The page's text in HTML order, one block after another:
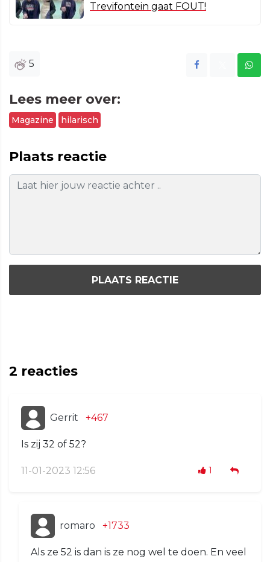
Trevifontein gaat FOUT!
5
Lees meer over:
Magazine hilarisch
Plaats reactie
PLAATS REACTIE
2 reacties
Gerrit +467
Is zij 32 of 52?
11-01-2023 12:56 1
romaro +1733
Als ze 52 is dan is ze nog wel te doen. En veel